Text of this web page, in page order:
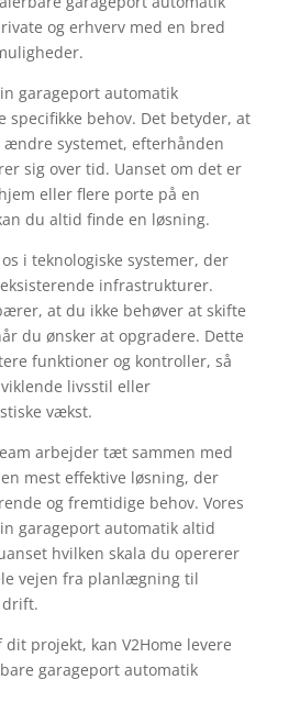
og erhverv med en bred
garageport automatik
behov. Det betyder, at
systemet, efterhånden
sig over tid. Uanset om det er
eller flere porte på en
du altid finde en løsning.
i teknologiske systemer, der
infrastrukturer.
at du ikke behøver at skifte
du ønsker at opgradere. Dette
funktioner og kontroller, så
livsstil eller
vækst.
arbejder tæt sammen med
mest effektive løsning, der
og fremtidige behov. Vores
garageport automatik altid
hvilken skala du opererer
vejen fra planlægning til
drift.
projekt, kan V2Home levere
garageport automatik